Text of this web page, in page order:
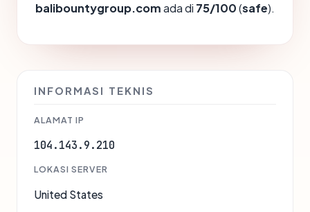
balibountygroup.comada di 75/100(safe).
INFORMASI TEKNIS
ALAMAT IP
104.143.9.210
LOKASI SERVER
United States